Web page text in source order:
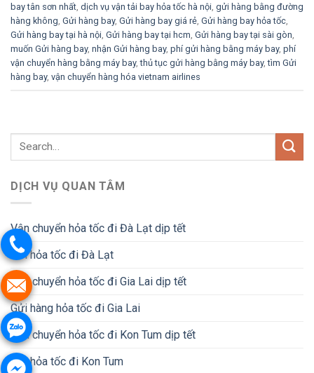
bay tân sơn nhất dịch vụ vận tải bay hỏa tốc hà nội gửi hàng bằng đường
hàng không Gửi hàng bay, Gửi hàng bay giá rẻ Gửi hàng bay hỏa tốc
Gửi hàng bay tại hà nội Gửi hàng bay tại hcm Gửi hàng bay tại sài gòn
muốn Gửi hàng bay, nhận Gửi hàng bay, phí gửi hàng bằng máy bay, phí
vận chuyển hàng bằng máy bay,thủ tục gửi hàng bằng máy bay,tìm Gửi
hàng bay, vận chuyển hàng hóa vietnam airlines
DỊCH VỤ QUAN TÂM
Vận chuyển hỏa tốc đi Đà Lạt dịp tết
Gửi hỏa tốc đi Đà Lạt
Vận chuyển hỏa tốc đi Gia Lai dịp tết
Gửi hàng hỏa tốc đi Gia Lai
Vận chuyển hỏa tốc đi Kon Tum dịp tết
Gửi hỏa tốc đi Kon Tum